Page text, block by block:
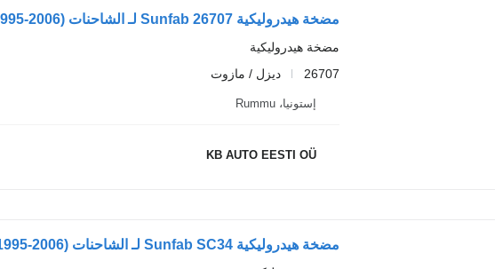
مضخة هيدروليكية Sunfab 26707 لـ الشاحنات Scania 4-series (1995-2006)
مضخة هيدروليكية
26707
ديزل / مازوت
إستونيا، Rummu
KB AUTO EESTI OÜ
مضخة هيدروليكية Sunfab SC34 لـ الشاحنات Scania 4-series (1995-2006)